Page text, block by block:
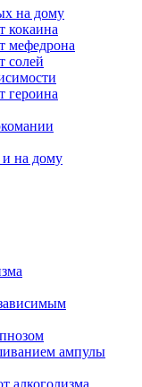
на дому
кокаина
мефедрона
солей
героина
и на дому
ампулы
алкоголизма